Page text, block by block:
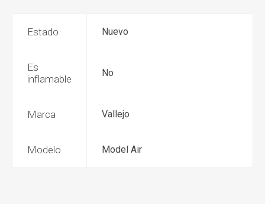
Estado Nuevo
Es
inflamable
No
Marca Vallejo
Modelo Model Air